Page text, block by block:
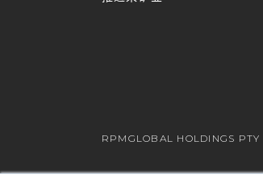
RPMGLOBAL HOLDINGS